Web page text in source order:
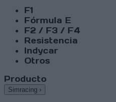
F1
Fórmula E
F2 / F3 / F4
Resistencia
Indycar
Otros
Producto
Simracing ›